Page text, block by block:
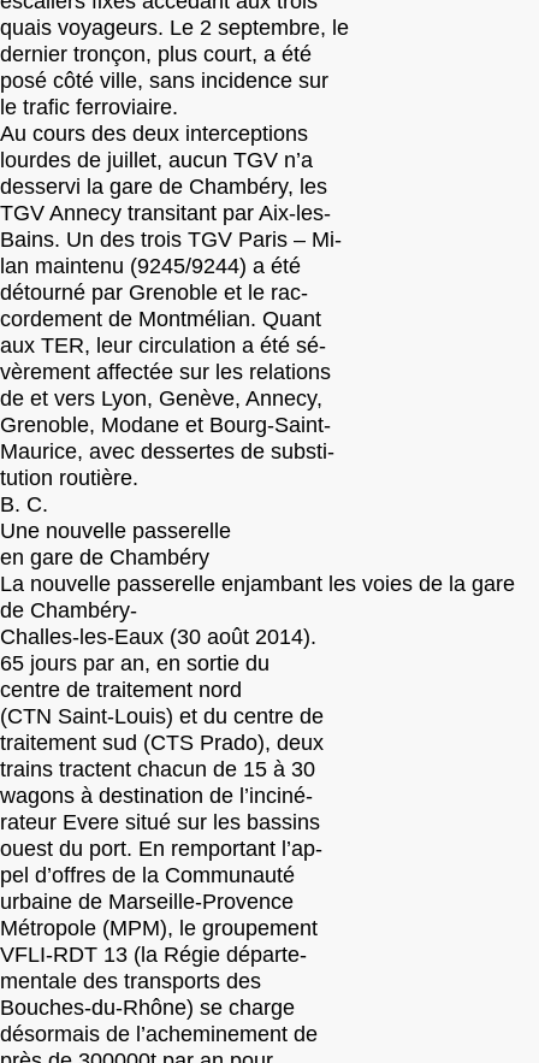
quais voyageurs. Le 2 septembre, le
dernier tronçon, plus court, a été
posé côté ville, sans incidence sur
le trafic ferroviaire.
Au cours des deux interceptions
lourdes de juillet, aucun TGV n’a
desservi la gare de Chambéry, les
TGV Annecy transitant par Aix-les-
Bains. Un des trois TGV Paris – Mi-
lan maintenu (9245/9244) a été
détourné par Grenoble et le rac-
cordement de Montmélian. Quant
aux TER, leur circulation a été sé-
vèrement affectée sur les relations
de et vers Lyon, Genève, Annecy,
Grenoble, Modane et Bourg-Saint-
Maurice, avec dessertes de substi-
tution routière.
B. C.
Une nouvelle passerelle
en gare de Chambéry
La nouvelle passerelle enjambant les voies de la gare
de Chambéry-
Challes-les-Eaux (30 août 2014).
65 jours par an, en sortie du
centre de traitement nord
(CTN Saint-Louis) et du centre de
traitement sud (CTS Prado), deux
trains tractent chacun de 15 à 30
wagons à destination de l’inciné-
rateur Evere situé sur les bassins
ouest du port. En remportant l’ap-
pel d’offres de la Communauté
urbaine de Marseille-Provence
Métropole (MPM), le groupement
VFLI-RDT 13 (la Régie départe-
mentale des transports des
Bouches-du-Rhône) se charge
désormais de l’acheminement de